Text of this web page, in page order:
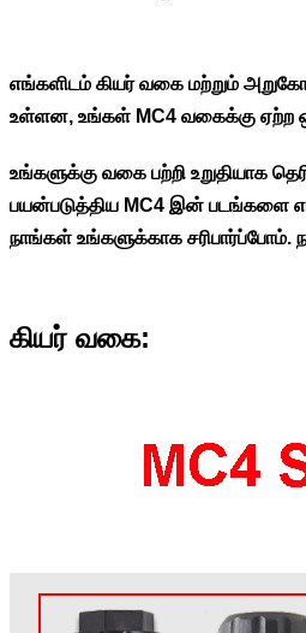
எங்களிடம் கியர் வகை மற்றும்
உள்ளன, உங்கள் MC4 வகைக்கு ஏற்ற
உங்களுக்கு வகை பற்றி உறுதியாக
பயன்படுத்திய MC4 இன் படங்களை
நாங்கள் உங்களுக்காக சரிபார்ப்போம்.
கியர் வகை: